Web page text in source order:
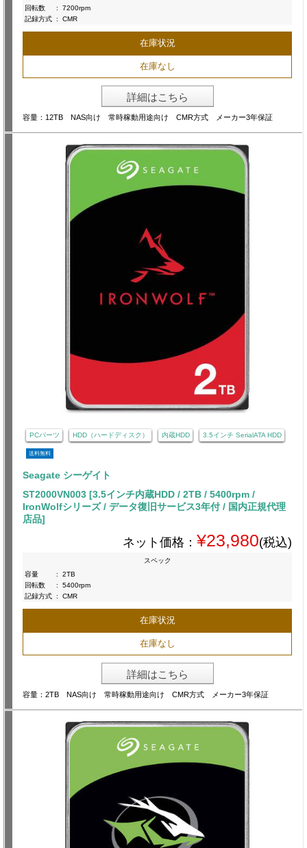
回転数
:
7200rpm
記録方式 : CMR
在庫状況
在庫なし
詳細はこちら
容量：12TB NAS向け 常時稼動用途向け CMR方式 メーカー3年保証
PCパーツ HDD（ハードディスク） 内蔵HDD 3.5インチ SerialATA HDD
送料無料
Seagate シーゲイト
ST2000VN003 [3.5インチ内蔵HDD / 2TB / 5400rpm /
IronWolfシリーズ / データ復旧サービス3年付 / 国内正規代理
店品]
ネット価格： ¥23,980(税込)
スペック
容量
:
2TB
回転数
:
5400rpm
記録方式 : CMR
在庫状況
在庫なし
詳細はこちら
容量：2TB NAS向け 常時稼動用途向け CMR方式 メーカー3年保証